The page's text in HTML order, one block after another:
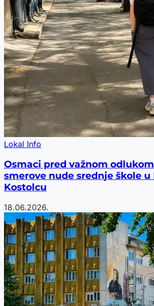
Lokal Info
Osmaci pred važnom
smerove nude srednje škole u
Kostolcu
18.06.2026.